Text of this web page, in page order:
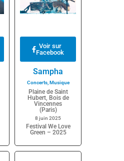
Voir sur
Facebook
Sampha
Concerts,Musique
Plaine de Saint
Hubert, Bois de
Vincennes
(Paris)
8 juin 2025
Festival We Love
Green – 2025